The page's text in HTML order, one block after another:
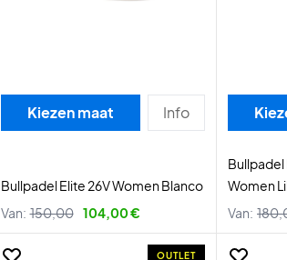
Kiezen maat Info
Bullpadel Elite 26V Women Blanco
Van: 150,00 104,00 €
Bullpadel
Women
Van:
OUTLET